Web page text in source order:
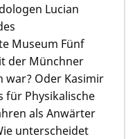
Lucian
Museum Fünf
der Münchner
war? Oder Kasimir
für Physikalische
als Anwärter
unterscheidet